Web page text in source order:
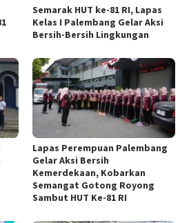
Semarak HUT ke-81 RI, Lapas
Kelas I Palembang Gelar Aksi
Bersih-Bersih Lingkungan
Lapas Perempuan Palembang
Gelar Aksi Bersih
Kemerdekaan, Kobarkan
Semangat Gotong Royong
Sambut HUT Ke-81 RI